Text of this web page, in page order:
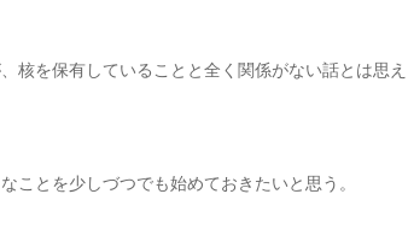
核を保有していることと全く関係がない話とは思え
ことを少しづつでも始めておきたいと思う。